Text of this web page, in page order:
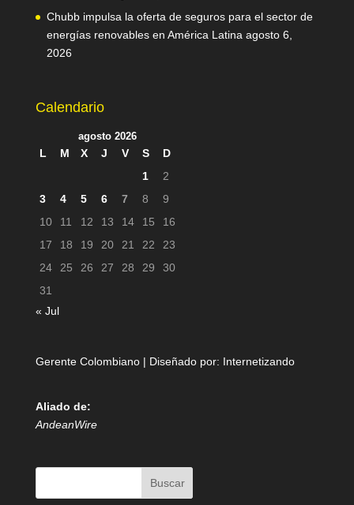
Chubb impulsa la oferta de seguros para el sector de
energías renovables en América Latina agosto 6,
2026
Calendario
agosto 2026
L M X J V S
D
1
2
3
4 5 6 7 8
9
10
11 12 13 14 15
16
17
18 19 20 21 22
23
24
25 26 27 28 29
30
31
« Jul
Gerente Colombiano | Diseñado por: Internetizando
Aliado de:
AndeanWire